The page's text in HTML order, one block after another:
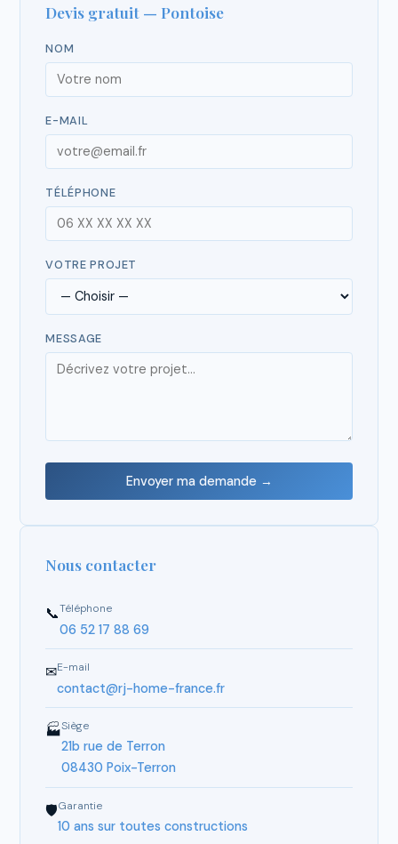
Devis gratuit — Pontoise
NOM
E-MAIL
TÉLÉPHONE
VOTRE PROJET
MESSAGE
Envoyer ma demande →
Nous contacter
📞Téléphone
06 52 17 88 69
✉E-mail
contact@rj-home-france.fr
🏭Siège
21b rue de Terron
08430 Poix-Terron
🛡Garantie
10 ans sur toutes constructions